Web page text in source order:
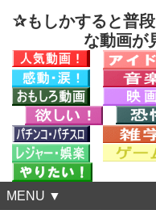
✰もしかすると普
な動画
MENU ▼